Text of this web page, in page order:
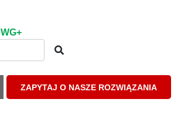
WG+
ZAPYTAJ O NASZE ROZWIĄZANIA